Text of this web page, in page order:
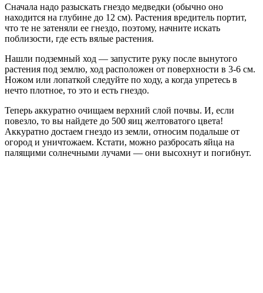
Сначала надо разыскать гнездо медведки (обычно оно
находится на глубине до 12 см). Растения вредитель портит,
что те не затеняли ее гнездо, поэтому, начните искать
поблизости, где есть вялые растения.
Нашли подземный ход — запустите руку после вынутого
растения под землю, ход расположен от поверхности в 3-6 см.
Ножом или лопаткой следуйте по ходу, а когда упретесь в
нечто плотное, то это и есть гнездо.
Теперь аккуратно очищаем верхний слой почвы. И, если
повезло, то вы найдете до 500 яиц желтоватого цвета!
Аккуратно достаем гнездо из земли, относим подальше от
огород и уничтожаем. Кстати, можно разбросать яйца на
палящими солнечными лучами — они высохнут и погибнут.